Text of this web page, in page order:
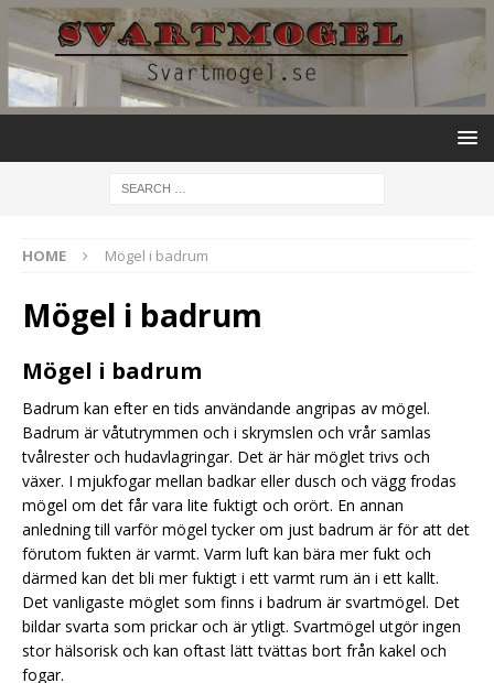
HOME Mögel i badrum
Mögel i badrum
Mögel i badrum
Badrum kan efter en tids användande angripas av mögel.
Badrum är våtutrymmen och i skrymslen och vrår samlas
tvålrester och hudavlagringar. Det är här möglet trivs och
växer. I mjukfogar mellan badkar eller dusch och vägg frodas
mögel om det får vara lite fuktigt och orört. En annan
anledning till varför mögel tycker om just badrum är för att det
förutom fukten är varmt. Varm luft kan bära mer fukt och
därmed kan det bli mer fuktigt i ett varmt rum än i ett kallt.
Det vanligaste möglet som finns i badrum är svartmögel. Det
bildar svarta som prickar och är ytligt. Svartmögel utgör ingen
stor hälsorisk och kan oftast lätt tvättas bort från kakel och
fogar.